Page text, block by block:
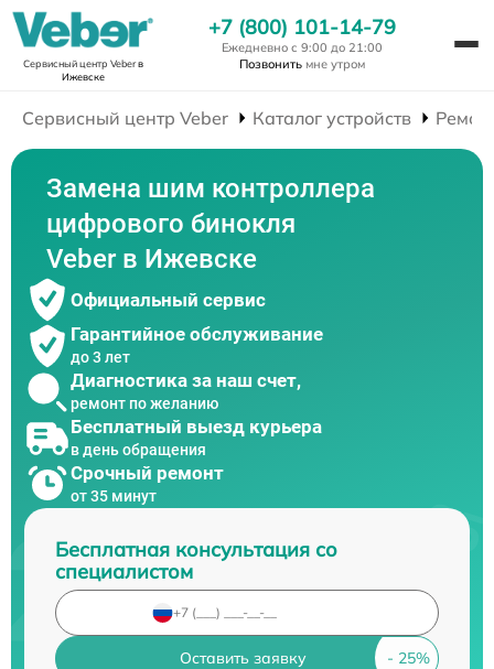
Сервисный центр Veberв
Ижевске
+7 (800) 101-14-79
Ежедневно с 9:00 до 21:00
Позвонить мне утром
Сервисный центр Veber Каталог устройств
Замена шим контроллера
цифрового бинокля
Veber в Ижевске
Официальный сервис
Гарантийное обслуживание
до 3 лет
Диагностика за наш счет,
ремонт по желанию
Бесплатный выезд курьера
в день обращения
Срочный ремонт
от 35 минут
Бесплатная консультация со
специалистом
Оставить заявку